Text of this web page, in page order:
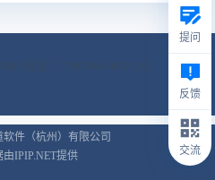
微信：17663906485
软件（杭州）有限公司
IPIP.NET提供
提问
反馈
交流